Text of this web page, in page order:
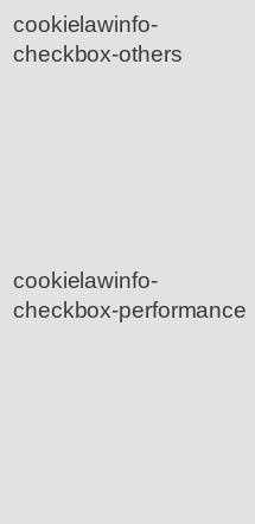
cookielawinfo-
checkbox-others
cookielawinfo-
checkbox-performance